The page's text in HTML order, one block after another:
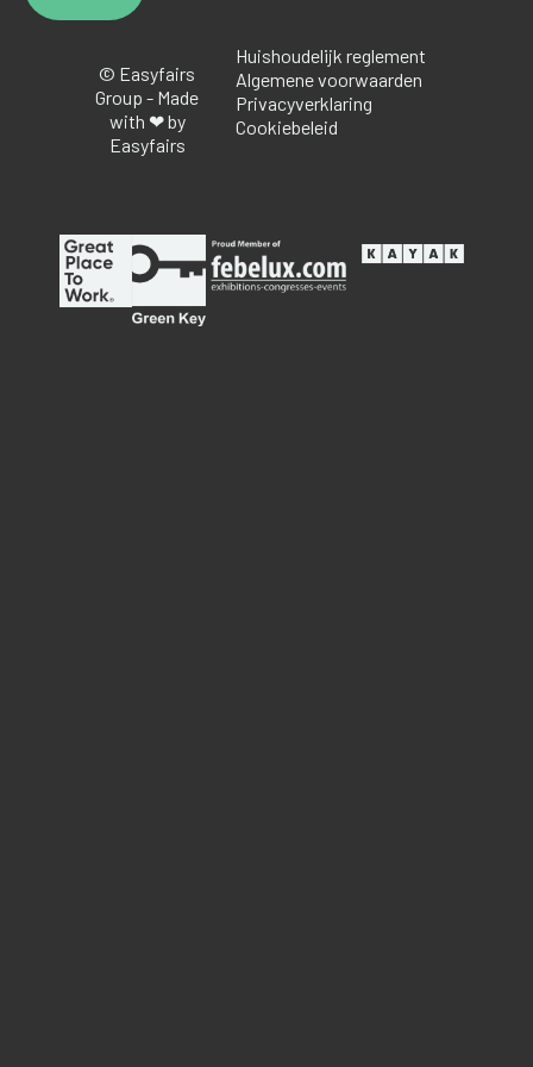
© Easyfairs
Group - Made
with ❤ by
Easyfairs
Huishoudelijk reglement
Algemene voorwaarden
Privacyverklaring
Cookiebeleid